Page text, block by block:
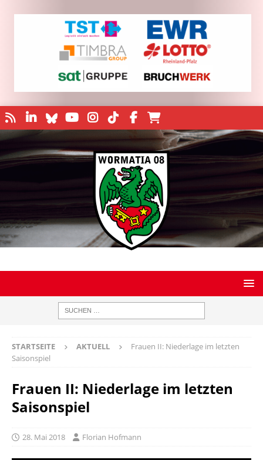
STARTSEITE AKTUELL
Frauen II: Niederlage im letzten
Saisonspiel
Frauen II: Niederlage im letzten
Saisonspiel
28. Mai 2018 Florian Hofmann